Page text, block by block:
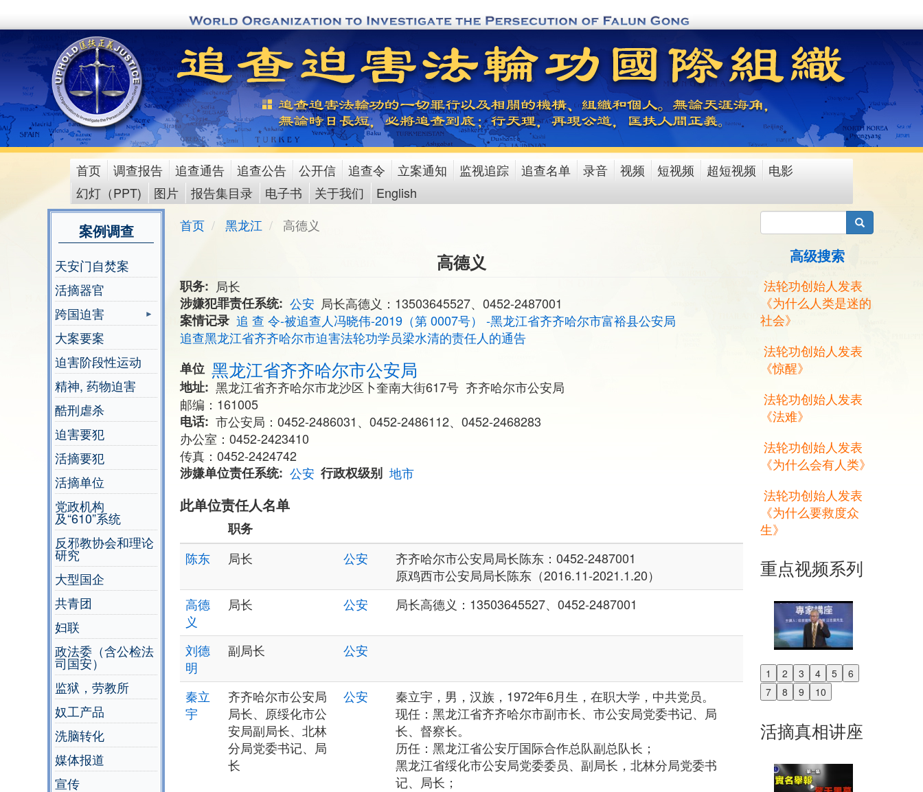
to
content
main
menu
首页 调查报告 追查通告 追查公告 公开信 追查令 立案通知 监视追踪 追查名单 录音 视频 短视频 超短视频
电影
幻灯（PPT)
图片 报告集目录 电子书 关于我们 English
案例调查
天安门自焚案
活摘器官
跨国迫害
大案要案
迫害阶段性运动
精神, 药物迫害
酷刑虐杀
迫害要犯
活摘要犯
活摘单位
党政机构
及“610”系统
反邪教协会和理论
研究
大型国企
共青团
妇联
政法委（含公检法
司国安）
监狱，劳教所
奴工产品
洗脑转化
媒体报道
宣传
首页 黑龙江 高德义
高德义
职务
局长
涉嫌犯罪责任系统
公安 局长高德义：13503645527、0452-2487001
案情记录 追 查 令-被追查人冯晓伟-2019（第 0007号） -黑龙江省齐齐哈尔市富裕县公安局
追查黑龙江省齐齐哈尔市迫害法轮功学员梁水清的责任人的通告
单位 黑龙江省齐齐哈尔市公安局
地址
黑龙江省齐齐哈尔市龙沙区卜奎南大街617号 齐齐哈尔市公安局
邮编：161005
电话
市公安局：0452-2486031、0452-2486112、0452-2468283
办公室：0452-2423410
传真：0452-2424742
涉嫌单位责任系统
公安 行政权级别 地市
此单位责任人名单
职务
陈东
局长 公安
齐齐哈尔市公安局局长陈东：0452-2487001
原鸡西市公安局局长陈东（2016.11-2021.1.20）
高德
义
局长 公安 局长高德义：13503645527、0452-2487001
刘德
明
副局长 公安
秦立
宇
齐齐哈尔市公安局
局长、原绥化市公
安局副局长、北林
分局党委书记、局
长
公安
秦立宇，男，汉族，1972年6月生，在职大学，中共党员。
现任：黑龙江省齐齐哈尔市副市长、市公安局党委书记、局
长、督察长。
历任：黑龙江省公安厅国际合作总队副总队长；
黑龙江省绥化市公安局党委委员、副局长，北林分局党委书
记、局长；
搜索
高级搜索
法轮功创始人发表
《为什么人类是迷的
社会》
法轮功创始人发表
《惊醒》
法轮功创始人发表
《法难》
法轮功创始人发表
《为什么会有人类》
法轮功创始人发表
《为什么要救度众
生》
重点视频系列
1 2 3 4 5
6
7
8 9 10
Previous
Next
活摘真相讲座